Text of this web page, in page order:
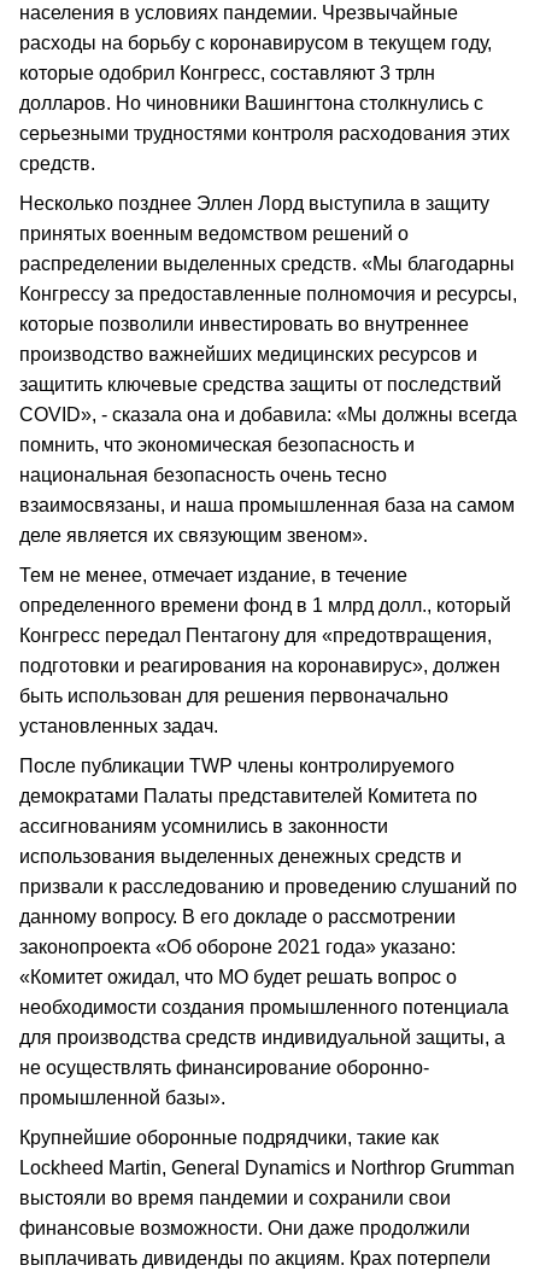
населения в условиях пандемии. Чрезвычайные
расходы на борьбу с коронавирусом в текущем году,
которые одобрил Конгресс, составляют 3 трлн
долларов. Но чиновники Вашингтона столкнулись с
серьезными трудностями контроля расходования этих
средств.
Несколько позднее Эллен Лорд выступила в защиту
принятых военным ведомством решений о
распределении выделенных средств. «Мы благодарны
Конгрессу за предоставленные полномочия и ресурсы,
которые позволили инвестировать во внутреннее
производство важнейших медицинских ресурсов и
защитить ключевые средства защиты от последствий
COVID», - сказала она и добавила: «Мы должны всегда
помнить, что экономическая безопасность и
национальная безопасность очень тесно
взаимосвязаны, и наша промышленная база на самом
деле является их связующим звеном».
Тем не менее, отмечает издание, в течение
определенного времени фонд в 1 млрд долл., который
Конгресс передал Пентагону для «предотвращения,
подготовки и реагирования на коронавирус», должен
быть использован для решения первоначально
установленных задач.
После публикации TWP члены контролируемого
демократами Палаты представителей Комитета по
ассигнованиям усомнились в законности
использования выделенных денежных средств и
призвали к расследованию и проведению слушаний по
данному вопросу. В его докладе о рассмотрении
законопроекта «Об обороне 2021 года» указано:
«Комитет ожидал, что МО будет решать вопрос о
необходимости создания промышленного потенциала
для производства средств индивидуальной защиты, а
не осуществлять финансирование оборонно-
промышленной базы».
Крупнейшие оборонные подрядчики, такие как
Lockheed Martin, General Dynamics и Northrop Grumman
выстояли во время пандемии и сохранили свои
финансовые возможности. Они даже продолжили
выплачивать дивиденды по акциям. Крах потерпели